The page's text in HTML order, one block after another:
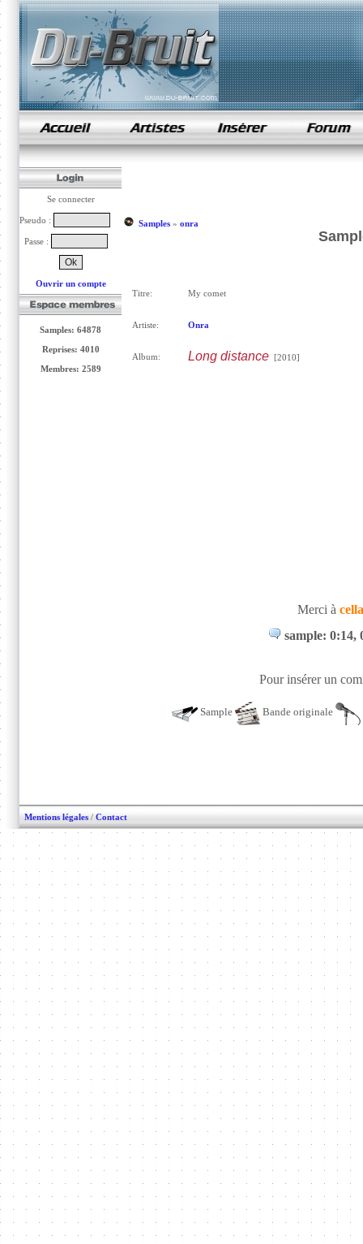
samples de rap
Se connecter
Pseudo :
Passe :
Ouvrir un compte
Samples: 64878
Reprises: 4010
Membres: 2589
Samples» onra
Titre: My comet
Artiste: Onra
Album: Long distance[2010]
Merci à
sample: 0:14,
Pour insérer un
Sample Bande originale
Mentions légales / Contact